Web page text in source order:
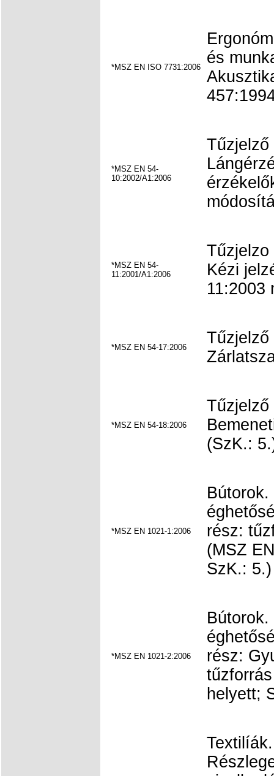
*MSZ EN ISO 7731:2006
és
*MSZ EN 54-
10:2002/A1:2006
Tűzjelző
*MSZ EN 54-
11:2001/A1:2006
Tűzjelzo
Kézi
11:2003
*MSZ EN 54-17:2006
Tűzjelző
*MSZ EN 54-18:2006
Tűzjelző
(SzK.:
*MSZ EN 1021-1:2006
rész:
(MSZ
SzK.: 5.)
*MSZ EN 1021-2:2006
rész:
helyett;